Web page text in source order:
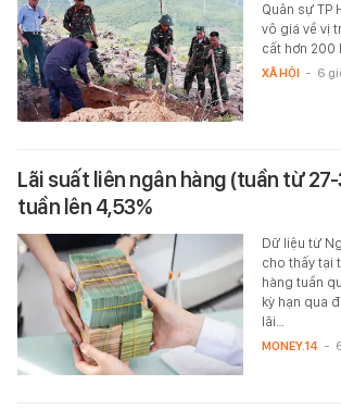
Quân sự TP
vô giá về vị
cất hơn 200
XÃ HỘI - 6
Lãi suất liên ngân hàng (tuần từ 27-
tuần lên 4,53%
Dữ liệu từ
cho thấy tại
hàng tuần
kỳ hạn qua
lãi…
MONEY.14 -